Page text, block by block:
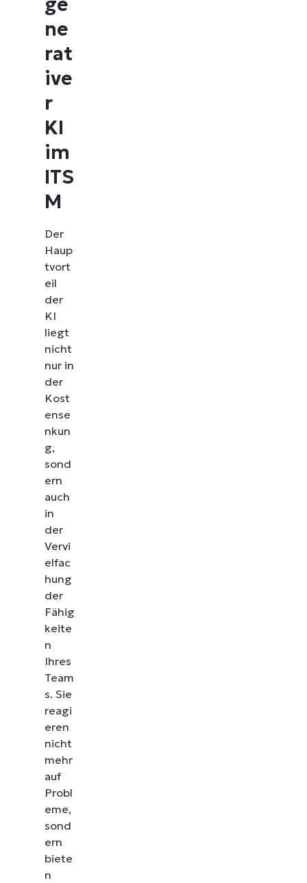
ne
rat
ive
r
KI
im
ITS
M
Der
Haup
tvort
eil
der
KI
liegt
nicht
nur in
der
Kost
ense
nkun
g,
sond
ern
auch
in
der
Vervi
elfac
hung
der
Fähig
keite
n
Ihres
Team
s. Sie
reagi
eren
nicht
mehr
auf
Probl
eme,
sond
ern
biete
n
erfahren Sie, wie NinjaOne IT-Aufgaben wie